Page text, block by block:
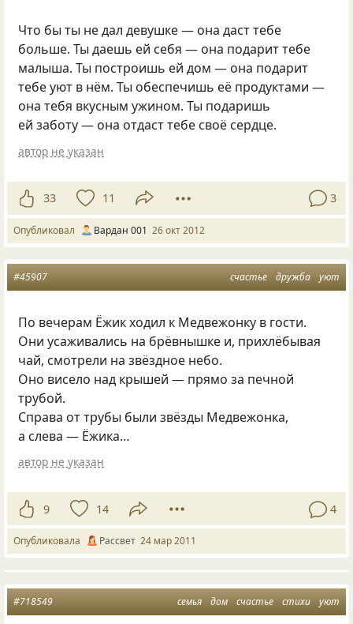
Что бы ты не дал девушке — она даст тебе
больше. Ты даешь ей себя — она подарит тебе
малыша. Ты построишь ей дом — она подарит
тебе уют в нём. Ты обеспечишь её продуктами —
она тебя вкусным ужином. Ты подаришь
ей заботу — она отдаст тебе своё сердце.
автор не указан
33 11 3
Опубликовал Вардан 001 26 окт 2012
счастье дружба уют
#45907
По вечерам Ёжик ходил к Медвежонку в гости.
Они усаживались на брёвнышке и, прихлёбывая
чай, смотрели на звёздное небо.
Оно висело над крышей — прямо за печной
трубой.
Справа от трубы были звёзды Медвежонка,
а слева — Ёжика…
автор не указан
9 14 4
Опубликовала Рассвет 24 мар 2011
семья дом счастье стихи уют
#718549